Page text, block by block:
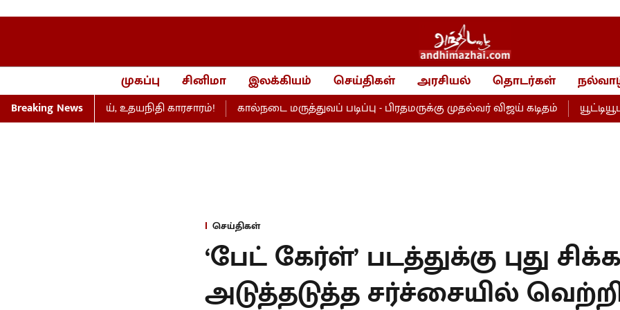
முகப்பு சினிமா இலக்கியம் செய்திகள் அரசியல் தொடர்கள்
Breaking News
விஜய், உதயநிதி காரசாரம்! கால்நடை மருத்துவப் படிப்பு - பிரதமருக்கு முதல்வர் விஜய் கடிதம் யூட்டியூபர்
செய்திகள்
‘பேட் கேர்ள்’ படத்துக்கு புது
அடுத்தடுத்த சர்ச்சையில்